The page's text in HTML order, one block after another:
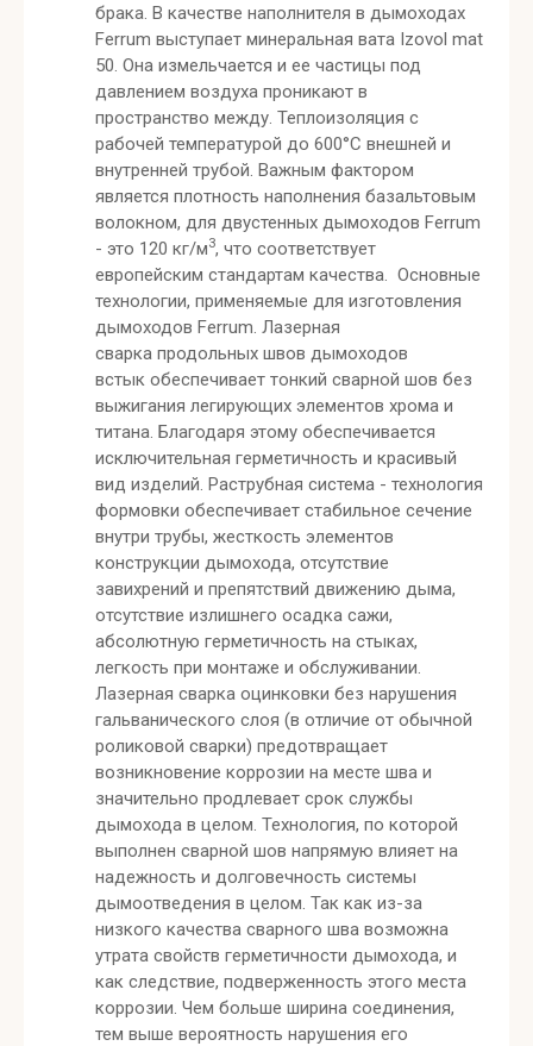
брака. В качестве наполнителя в дымоходах
Ferrum выступает минеральная вата Іzovol mat
50. Она измельчается и ее частицы под
давлением воздуха проникают в
пространство между. Теплоизоляция с
рабочей температурой до 600°С внешней и
внутренней трубой. Важным фактором
является плотность наполнения базальтовым
волокном, для двустенных дымоходов Ferrum
- это 120 кг/м3, что соответствует
европейским стандартам качества. Основные
технологии, применяемые для изготовления
дымоходов Ferrum. Лазерная
сварка продольных швов дымоходов
встык обеспечивает тонкий сварной шов без
выжигания легирующих элементов хрома и
титана. Благодаря этому обеспечивается
исключительная герметичность и красивый
вид изделий. Раструбная система - технология
формовки обеспечивает стабильное сечение
внутри трубы, жесткость элементов
конструкции дымохода, отсутствие
завихрений и препятствий движению дыма,
отсутствие излишнего осадка сажи,
абсолютную герметичность на стыках,
легкость при монтаже и обслуживании.
Лазерная сварка оцинковки без нарушения
гальванического слоя (в отличие от обычной
роликовой сварки) предотвращает
возникновение коррозии на месте шва и
значительно продлевает срок службы
дымохода в целом. Технология, по которой
выполнен сварной шов напрямую влияет на
надежность и долговечность системы
дымоотведения в целом. Так как из-за
низкого качества сварного шва возможна
утрата свойств герметичности дымохода, и
как следствие, подверженность этого места
коррозии. Чем больше ширина соединения,
тем выше вероятность нарушения его